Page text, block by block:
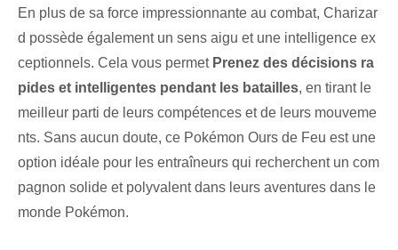
En plus de sa force impressionnante au combat, Charizar
d possède également un sens aigu et une intelligence ex
ceptionnels. Cela vous permetPrenez des décisions ra
pides et intelligentes pendant les batailles, en tirant le
meilleur parti de leurs compétences et de leurs mouveme
nts. Sans aucun doute, ce Pokémon Ours de Feu est une
option idéale pour les entraîneurs qui recherchent un com
pagnon solide et polyvalent dans leurs aventures dans le
monde Pokémon.